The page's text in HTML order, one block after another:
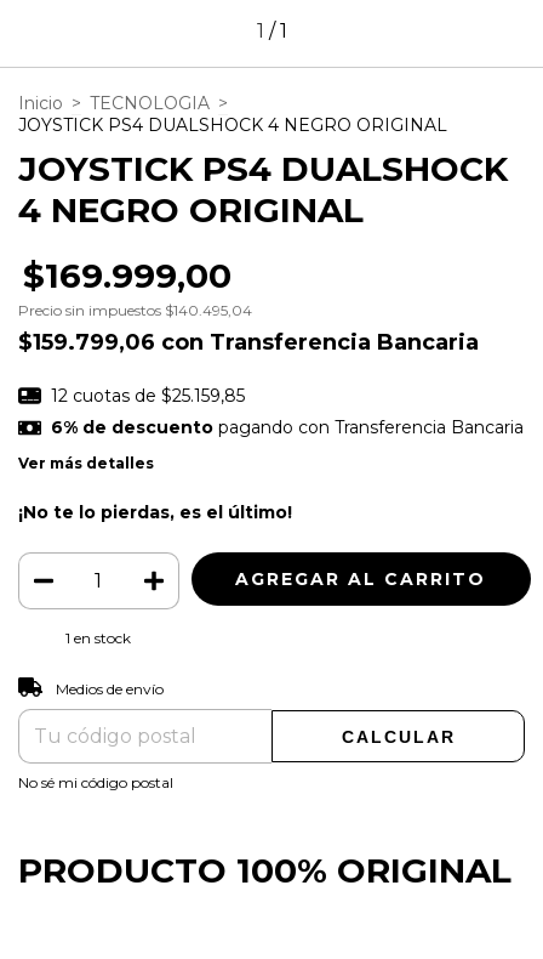
1 /1
Inicio > TECNOLOGIA >
JOYSTICK PS4 DUALSHOCK 4 NEGRO ORIGINAL
JOYSTICK PS4 DUALSHOCK
4 NEGRO ORIGINAL
$169.999,00
Precio sin impuestos $140.495,04
$159.799,06 con Transferencia Bancaria
12 cuotas de $25.159,85
6% de descuentopagando con Transferencia Bancaria
Ver más detalles
¡No te lo pierdas, es el último!
1 en stock
Entregas para el CP:
Medios de envío
CALCULAR
No sé mi código postal
PRODUCTO 100% ORIGINAL